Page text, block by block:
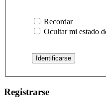
Recordar
Ocultar mi estado
Registrarse